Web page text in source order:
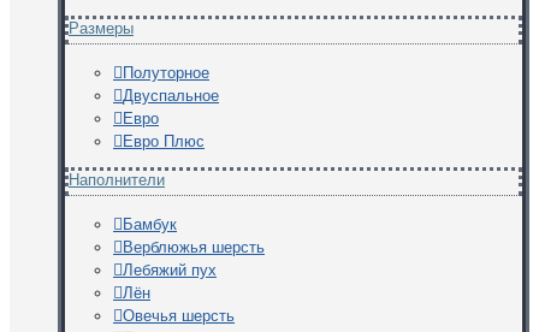
Размеры
Полуторное
Двуспальное
Евро
Евро Плюс
Наполнители
Бамбук
Верблюжья шерсть
Лебяжий пух
Лён
Овечья шерсть